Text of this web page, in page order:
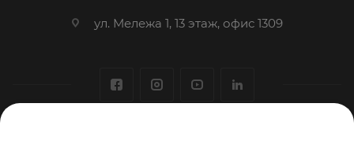
ул. Мележа 1, 13 этаж, офис 1309